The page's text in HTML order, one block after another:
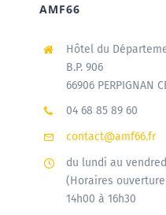
AMF66
Hôtel du
B.P. 906
66906 PERPIGNAN
04 68 85 89 60
contact@amf66.fr
du lundi au
(Horaires
14h00 à 16h30